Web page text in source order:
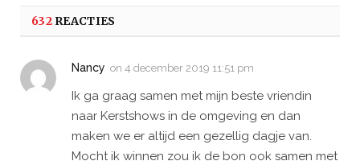
632REACTIES
Nancy on 4 december 2019 11:51 pm
Ik ga graag samen met mijn beste vriendin
naar Kerstshows in de omgeving en dan
maken we er altijd een gezellig dagje van.
Mocht ik winnen zou ik de bon ook samen met